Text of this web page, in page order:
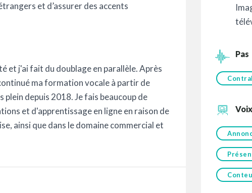
et d’assurer des accents
et j'ai fait du doublage en parallèle. Après
ma formation vocale à partir de
plein depuis 2018. Je fais beaucoup de
et d'apprentissage en ligne en raison de
ainsi que dans le domaine commercial et
Pas